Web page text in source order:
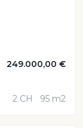
249.000,00 €
2 CH 95 m2